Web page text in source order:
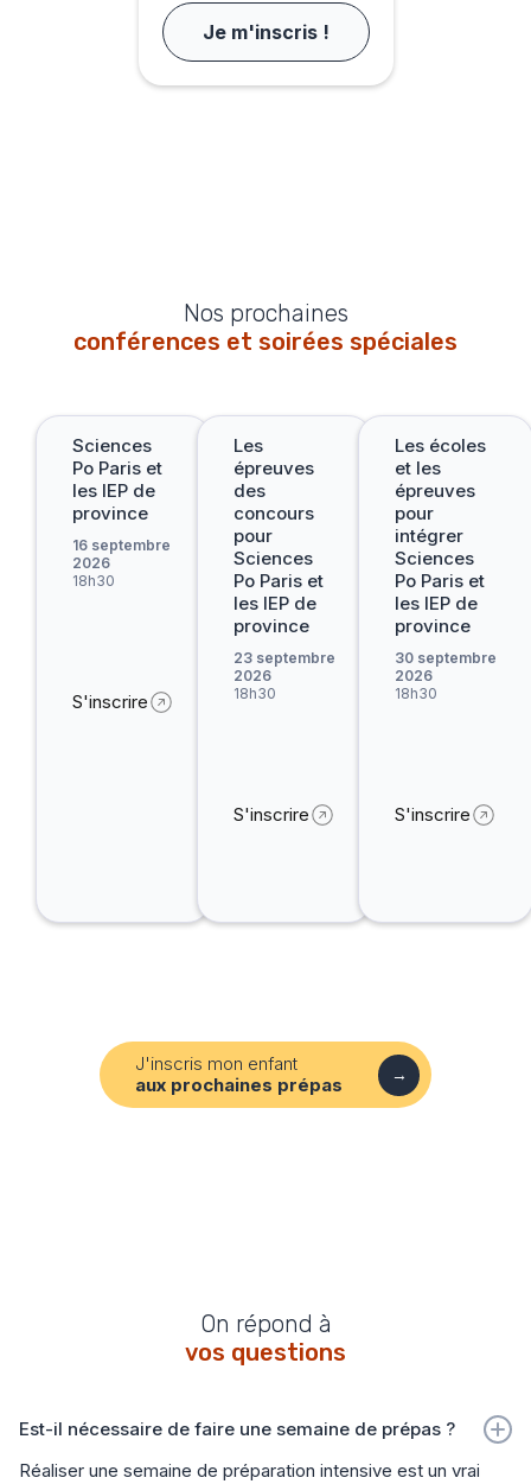
Je m'inscris !
Nos prochaines
conférences et soirées spéciales
Sciences
Po Paris et
les IEP de
province
16 septembre
2026
18h30
S'inscrire
Les
épreuves
des
concours
pour
Sciences
Po Paris et
les IEP de
province
23 septembre
2026
18h30
S'inscrire
Les écoles
et les
épreuves
pour
intégrer
Sciences
Po Paris et
les IEP de
province
30 septembre
2026
18h30
S'inscrire
J'inscris mon enfant
aux prochaines prépas
→
On répond à
vos questions
Est-il nécessaire de faire une semaine de prépas ?
Réaliser une semaine de préparation intensive est un vrai